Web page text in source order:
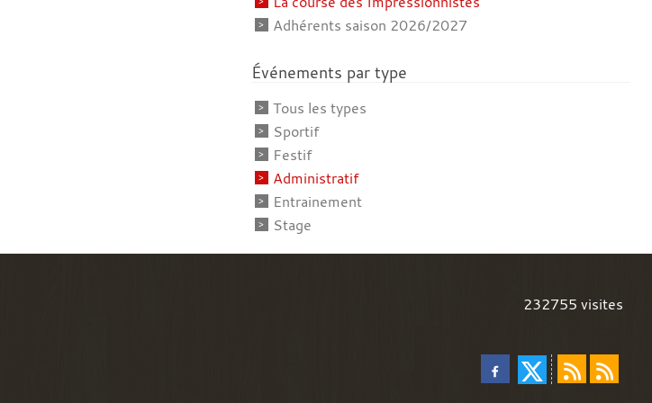
Adhérents saison 2026/2027
Événements par type
Tous les types
Sportif
Festif
Administratif
Entrainement
Stage
232755 visites